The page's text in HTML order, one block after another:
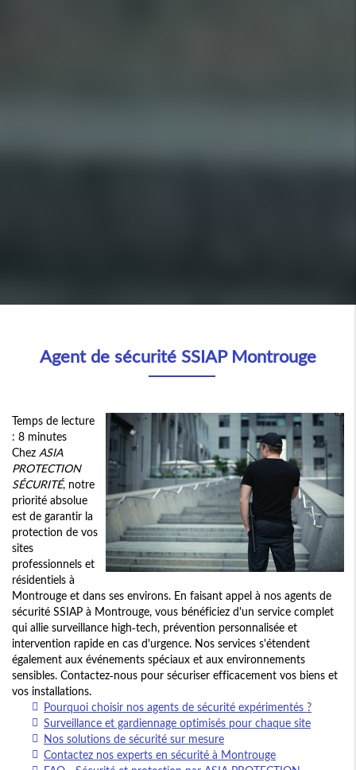
Agent de sécurité SSIAP Montrouge
Temps de lecture
: 8 minutes
Chez ASIA
PROTECTION
SÉCURITÉ, notre
priorité absolue
est de garantir la
protection de vos
sites
professionnels et
résidentiels à
Montrouge et dans ses environs. En faisant appel à nos agents de
sécurité SSIAP à Montrouge, vous bénéficiez d'un service complet
qui allie surveillance high-tech, prévention personnalisée et
intervention rapide en cas d'urgence. Nos services s'étendent
également aux événements spéciaux et aux environnements
sensibles. Contactez-nous pour sécuriser efficacement vos biens et
vos installations.
Pourquoi choisir nos agents de sécurité expérimentés ?
Surveillance et gardiennage optimisés pour chaque site
Nos solutions de sécurité sur mesure
Contactez nos experts en sécurité à Montrouge